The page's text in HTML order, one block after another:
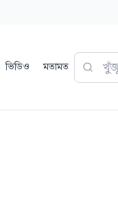
ভিডিও মতামত